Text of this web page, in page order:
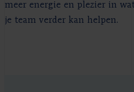
meer energie en plezier in
je team verder kan helpen.